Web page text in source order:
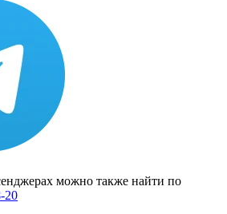
можно также найти по
20